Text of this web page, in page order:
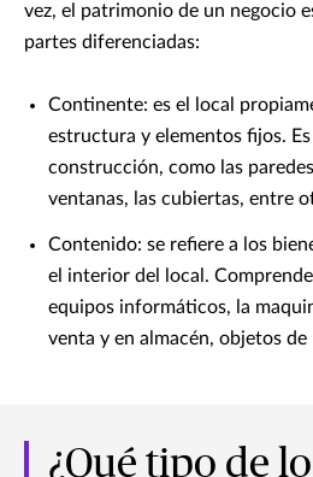
vez, el patrimonio de un negocio
partes diferenciadas:
Continente: es el local
estructura y elementos fijos.
construcción, como las
ventanas, las cubiertas, entre
Contenido: se refiere a los
el interior del local.
equipos informáticos, la
venta y en almacén, objetos de
¿Qué tipo de